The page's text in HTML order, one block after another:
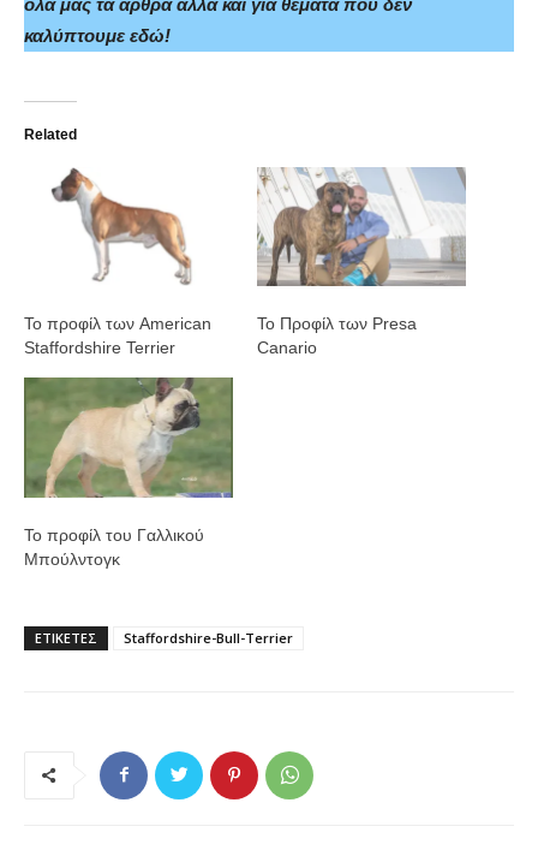
όλα μας τα άρθρα αλλά και για θέματα που δεν
καλύπτουμε εδώ!
Related
Το προφίλ των American
Staffordshire Terrier
Το Προφίλ των Presa
Canario
Το προφίλ του Γαλλικού
Μπούλντογκ
ΕΤΙΚΕΤΕΣ Staffordshire-Bull-Terrier